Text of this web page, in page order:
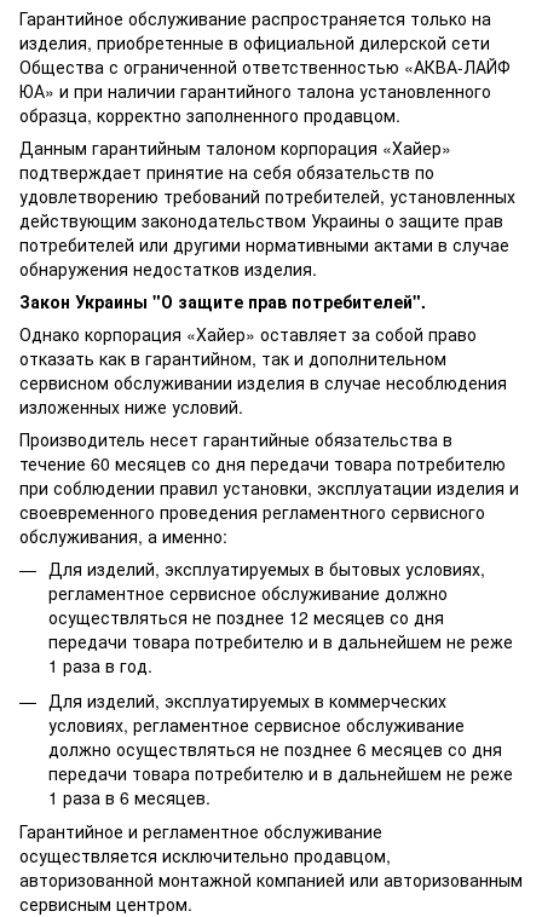
Гарантийное обслуживание распространяется только на
изделия, приобретенные в официальной дилерской сети
Общества с ограниченной ответственностью «АКВА-ЛАЙФ
ЮА» и при наличии гарантийного талона установленного
образца, корректно заполненного продавцом.
Данным гарантийным талоном корпорация «Хайер»
подтверждает принятие на себя обязательств по
удовлетворению требований потребителей, установленных
действующим законодательством Украины о защите прав
потребителей или другими нормативными актами в случае
обнаружения недостатков изделия.
Закон Украины "О защите прав потребителей".
Однако корпорация «Хайер» оставляет за собой право
отказать как в гарантийном, так и дополнительном
сервисном обслуживании изделия в случае несоблюдения
изложенных ниже условий.
Производитель несет гарантийные обязательства в
течение 60 месяцев со дня передачи товара потребителю
при соблюдении правил установки, эксплуатации изделия и
своевременного проведения регламентного сервисного
обслуживания, а именно:
Для изделий, эксплуатируемых в бытовых условиях,
регламентное сервисное обслуживание должно
осуществляться не позднее 12 месяцев со дня
передачи товара потребителю и в дальнейшем не реже
1 раза в год.
Для изделий, эксплуатируемых в коммерческих
условиях, регламентное сервисное обслуживание
должно осуществляться не позднее 6 месяцев со дня
передачи товара потребителю и в дальнейшем не реже
1 раза в 6 месяцев.
Гарантийное и регламентное обслуживание
осуществляется исключительно продавцом,
авторизованной монтажной компанией или авторизованным
сервисным центром.